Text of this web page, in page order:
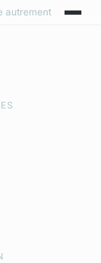
autrement